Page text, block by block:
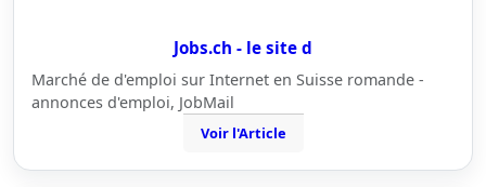
Jobs.ch - le site d
Marché de d'emploi sur Internet en Suisse romande -
annonces d'emploi, JobMail
Voir l'Article